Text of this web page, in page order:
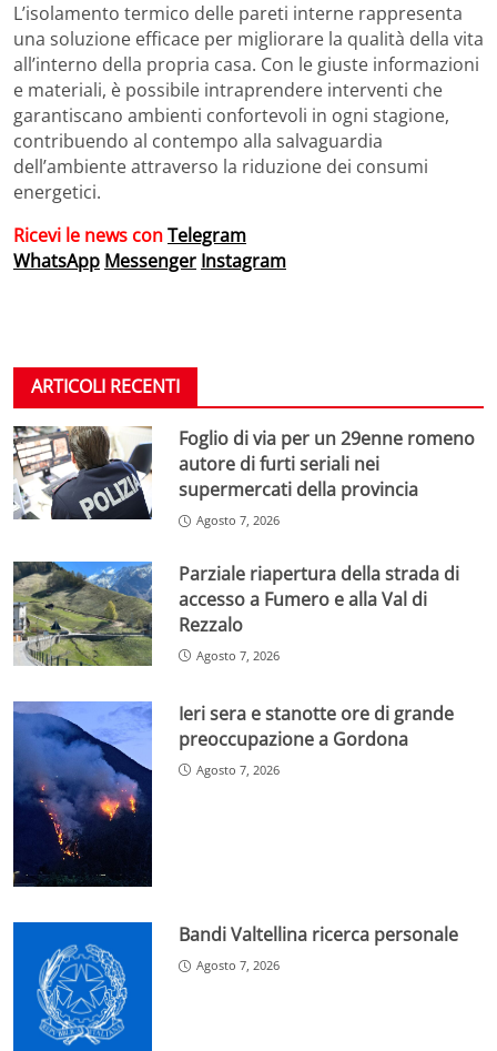
L’isolamento termico delle pareti interne rappresenta
una soluzione efficace per migliorare la qualità della vita
all’interno della propria casa. Con le giuste informazioni
e materiali, è possibile intraprendere interventi che
garantiscano ambienti confortevoli in ogni stagione,
contribuendo al contempo alla salvaguardia
dell’ambiente attraverso la riduzione dei consumi
energetici.
Ricevi le news conTelegram
WhatsApp Messenger Instagram
ARTICOLI RECENTI
Foglio di via per un 29enne romeno
autore di furti seriali nei
supermercati della provincia
Agosto 7, 2026
Parziale riapertura della strada di
accesso a Fumero e alla Val di
Rezzalo
Agosto 7, 2026
Ieri sera e stanotte ore di grande
preoccupazione a Gordona
Agosto 7, 2026
Bandi Valtellina ricerca personale
Agosto 7, 2026